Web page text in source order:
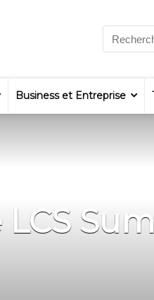
Business et Entreprise